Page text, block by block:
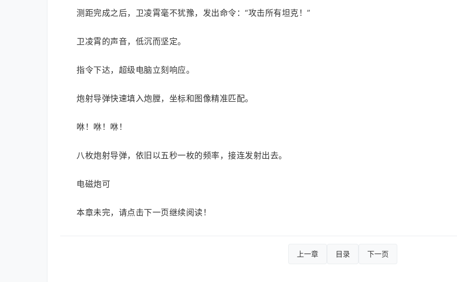
测距完成之后，卫凌霄毫不犹豫，发出命令：“攻击所有坦克！”
卫凌霄的声音，低沉而坚定。
指令下达，超级电脑立刻响应。
炮射导弹快速填入炮膛，坐标和图像精准匹配。
咻！咻！咻！
八枚炮射导弹，依旧以五秒一枚的频率，接连发射出去。
电磁炮可
本章未完，请点击下一页继续阅读！
上一章 目录 下一页